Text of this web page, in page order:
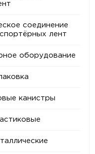
соединение
лент
оборудование
канистры